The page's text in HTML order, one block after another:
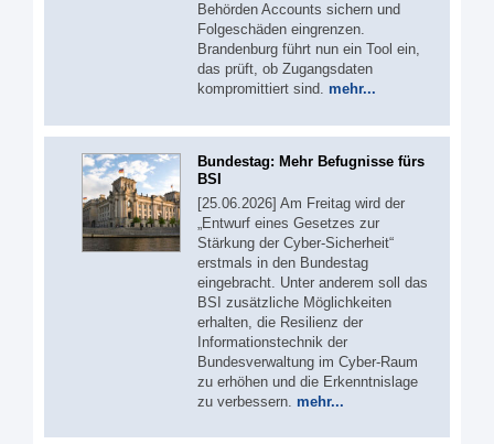
Behörden Accounts sichern und
Folgeschäden eingrenzen.
Brandenburg führt nun ein Tool ein,
das prüft, ob Zugangsdaten
kompromittiert sind. mehr...
Bundestag: Mehr Befugnisse fürs
BSI
[25.06.2026] Am Freitag wird der
„Entwurf eines Gesetzes zur
Stärkung der Cyber-Sicherheit“
erstmals in den Bundestag
eingebracht. Unter anderem soll das
BSI zusätzliche Möglichkeiten
erhalten, die Resilienz der
Informationstechnik der
Bundesverwaltung im Cyber-Raum
zu erhöhen und die Erkenntnislage
zu verbessern. mehr...